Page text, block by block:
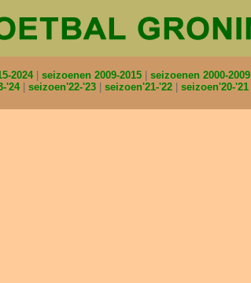
2024 seizoenen 2009-2015 seizoenen 2000-2009
'24 seizoen'22-'23 seizoen'21-'22 seizoen'20-'21